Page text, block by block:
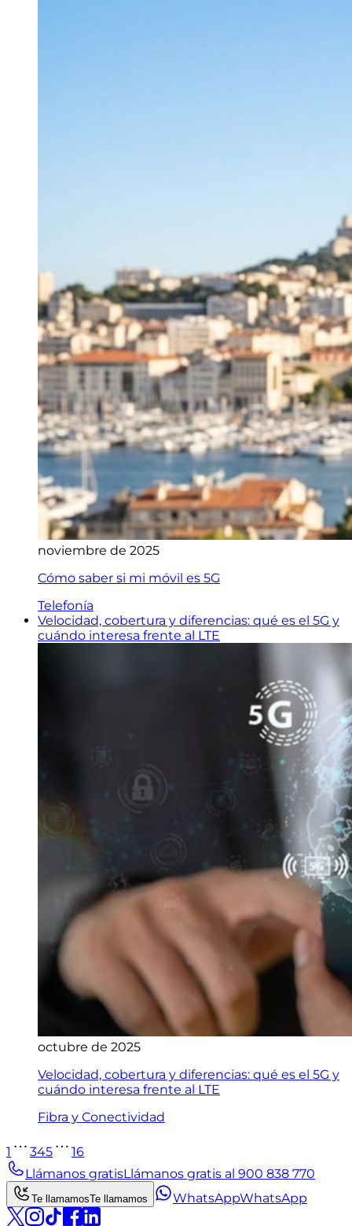
noviembre de 2025
Cómo saber si mi móvil es 5G
Telefonía
Velocidad, cobertura y diferencias: qué es el 5G y
cuándo interesa frente al LTE
octubre de 2025
Velocidad, cobertura y diferencias: qué es el 5G y
cuándo interesa frente al LTE
Fibra y Conectividad
1 345
16
Llámanos gratisLlámanos gratis al 900 838 770
Te llamamosTe llamamos WhatsAppWhatsApp